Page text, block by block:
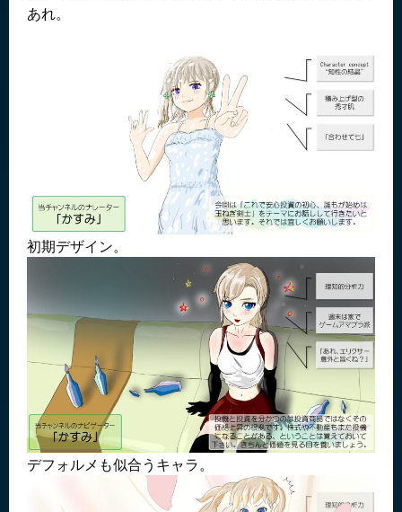
あれ。
初期デザイン。
デフォルメも似合うキャラ。